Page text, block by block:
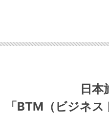
日本
「BTM（ビジネ